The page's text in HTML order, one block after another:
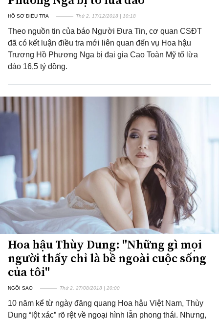
HỒ SƠ ĐIỀU TRA Thứ 2, 17/12/2018 | 10:18
Theo nguồn tin của báo Người Đưa Tin, cơ quan CSĐT
đã có kết luận điều tra mới liên quan đến vụ Hoa hậu
Trương Hồ Phương Nga bị đại gia Cao Toàn Mỹ tố lừa
đảo 16,5 tỷ đồng.
Hoa hậu Thùy Dung: "Những gì mọi
người thấy chỉ là bề ngoài cuộc sống
của tôi"
NGÔI SAO Thứ 2, 27/08/2018 | 20:00
10 năm kể từ ngày đăng quang Hoa hậu Việt Nam, Thùy
Dung “lột xác” rõ rệt về ngoại hình lẫn phong thái. Nhưng,